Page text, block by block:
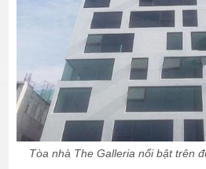
Tòa nhà The Galleria nổi bật trên